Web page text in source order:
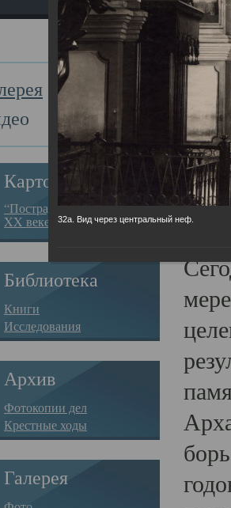
Картотека
“Пострадавшие за веру в
XX веке на Севере”
Библиотека
Книги
Исследования
Архив
Фотокопии дел
Крестные ходы
Галерея
Главная
32а. Вид через центральный неф.